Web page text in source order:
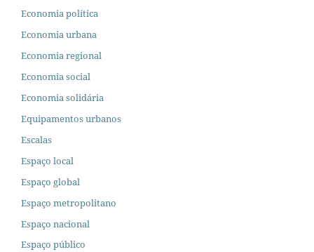
Economia política
Economia urbana
Economia regional
Economia social
Economia solidária
Equipamentos urbanos
Escalas
Espaço local
Espaço global
Espaço metropolitano
Espaço nacional
Espaço público